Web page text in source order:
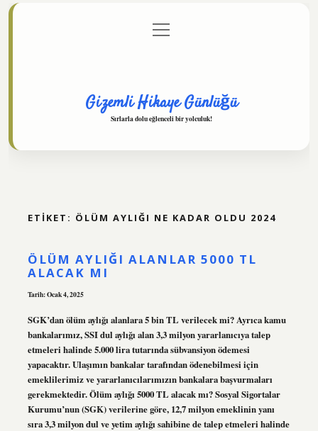
Gizlilik Politikası
menüyü
aç
Gizemli Hikaye Günlüğü
Sırlarla dolu eğlenceli bir yolculuk!
ETIKET: ÖLÜM AYLIĞI NE KADAR OLDU 2024
ÖLÜM AYLIĞI ALANLAR 5000 TL
ALACAK MI
Tarih: Ocak 4, 2025
SGK’dan ölüm aylığı alanlara 5 bin TL verilecek mi? Ayrıca kamu
bankalarımız, SSI dul aylığı alan 3,3 milyon yararlanıcıya talep
etmeleri halinde 5.000 lira tutarında sübvansiyon ödemesi
yapacaktır. Ulaşımın bankalar tarafından ödenebilmesi için
emeklilerimiz ve yararlanıcılarımızın bankalara başvurmaları
gerekmektedir. Ölüm aylığı 5000 TL alacak mı? Sosyal Sigortalar
Kurumu’nun (SGK) verilerine göre, 12,7 milyon emeklinin yanı
sıra 3,3 milyon dul ve yetim aylığı sahibine de talep etmeleri halinde